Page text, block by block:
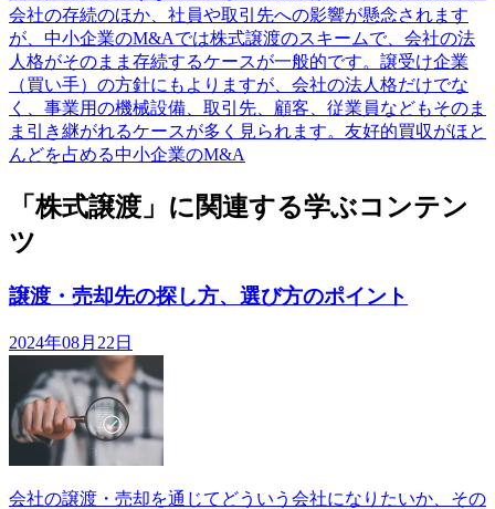
会社の存続のほか、社員や取引先への影響が懸念されます
が、中小企業のM&Aでは株式譲渡のスキームで、会社の法
人格がそのまま存続するケースが一般的です。譲受け企業
（買い手）の方針にもよりますが、会社の法人格だけでな
く、事業用の機械設備、取引先、顧客、従業員などもそのま
ま引き継がれるケースが多く見られます。友好的買収がほと
んどを占める中小企業のM&A
「株式譲渡」に関連する学ぶコンテン
ツ
譲渡・売却先の探し方、選び方のポイント
2024年08月22日
会社の譲渡・売却を通じてどういう会社になりたいか、その